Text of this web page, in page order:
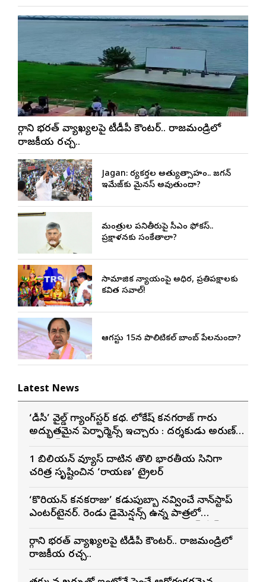
మార్గాని భరత్ వ్యాఖ్యలపై టీడీపీ కౌంటర్.. రాజమండ్రిలో
రాజకీయ రచ్చ..
Jagan: కార్యకర్తల అత్యుత్సాహం.. జగన్
ఇమేజ్‌కు మైనస్ అవుతుందా?
మంత్రుల పనితీరుపై సీఎం ఫోకస్..
ప్రక్షాళనకు సంకేతాలా?
సామాజిక న్యాయంపై అధికార, ప్రతిపక్షాలకు
కవిత సవాల్!
ఆగస్టు 15న పొలిటికల్ బాంబ్ పేలనుందా?
Latest News
‘డీసీ’ వైల్డ్ గ్యాంగ్‌స్టర్ కథ. లోకేష్ కనగరాజ్ గారు
అద్భుతమైన పెర్ఫార్మెన్స్ ఇచ్చారు : దర్శకుడు అరుణ్
1 బిలియన్ వ్యూస్ దాటిన తొలి భారతీయ సినిమాగా
చరిత్ర సృష్టించిన ‘రామాయణ’ ట్రైలర్
‘కొరియన్ కనకరాజు’ కడుపుబ్బా నవ్వించే నాన్‌స్టాప్
ఎంటర్‌టైనర్. రెండు డైమెన్షన్స్ ఉన్న పాత్రలో
మార్గాని భరత్ వ్యాఖ్యలపై టీడీపీ కౌంటర్.. రాజమండ్రిలో
రాజకీయ రచ్చ..